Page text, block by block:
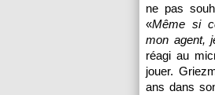
ne pas
«Même si
mon agent,
réagi au
jouer.
ans dans